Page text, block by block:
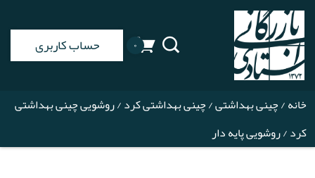
۰ حساب کاربری
خانه/چینی بهداشتی/چینی بهداشتی کرد/روشویی چینی بهداشتی
کرد/ روشویی پایه دار